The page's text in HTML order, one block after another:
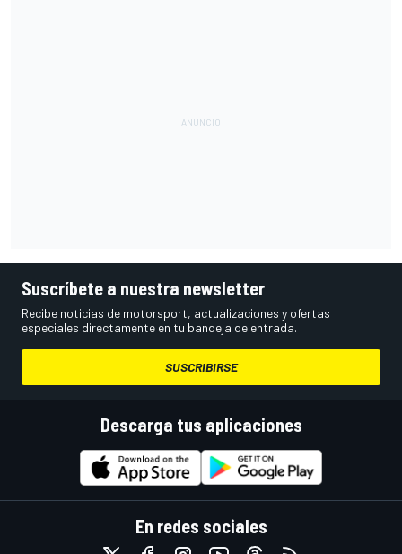
Suscríbete a nuestra newsletter
Recibe noticias de motorsport, actualizaciones y ofertas
especiales directamente en tu bandeja de entrada.
SUSCRIBIRSE
Descarga tus aplicaciones
En redes sociales